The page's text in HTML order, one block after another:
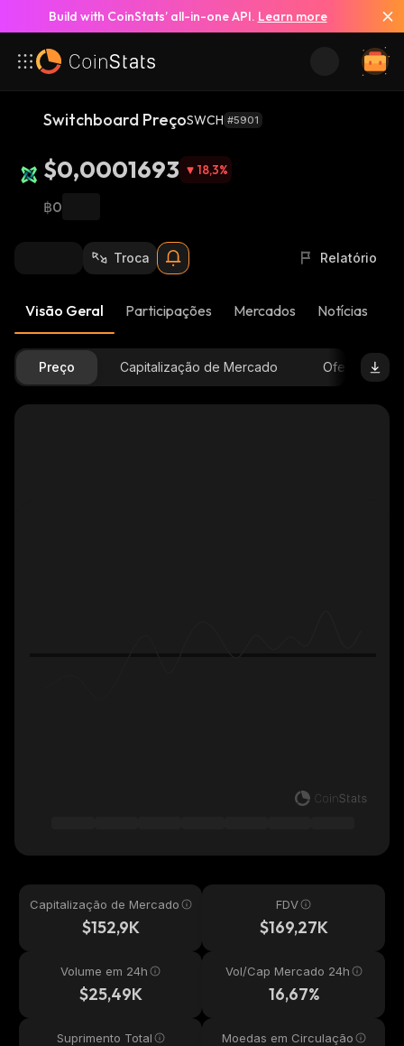
Build with CoinStats’ all-in-one API. Learn more
Switchboard PreçoSWCH #5901
$0,0001693 18,3%
฿0
Troca Relatório
Visão Geral Participações Mercados Notícias
Preço Capitalização de Mercado Oferta
Capitalização de Mercado
$152,9K
FDV
$169,27K
Volume em 24h
$25,49K
Vol/Cap Mercado 24h
16,67%
Suprimento Total Moedas em Circulação